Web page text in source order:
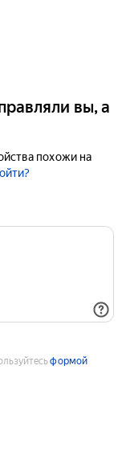
вы, а
похожи на
формой